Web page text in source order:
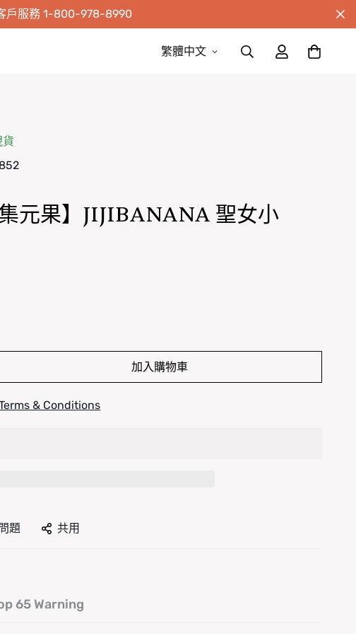
戶服務 1-800-978-8990
繁體中文
貨
元果】JIJIBANANA 聖女小
加入購物車
& Conditions
題 共用
65 Warning